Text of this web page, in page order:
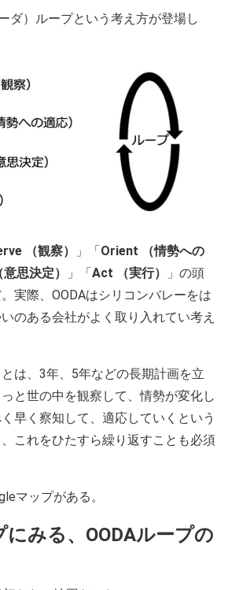
ダ）ループという考え方が登場し
（観察） 」「Orient （情勢への
思決定） 」「Act （実行）
」の頭
実際、OODAはシリコンバレーをは
のある会社がよく取り入れてい考え
は、3年、5年などの長期計画を立
と世の中を観察して、情勢が変化し
早く察知して、適応していくという
これをひたすら繰り返すことも必須
マップがある。
にみる、OODAループの